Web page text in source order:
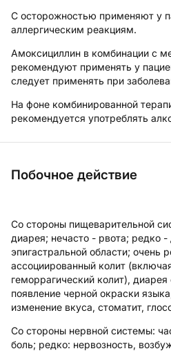
С осторожностью применяют у
аллергическим реакциям.
Амоксициллин в комбинации с
рекомендуют применять у
следует применять при
На фоне комбинированной
рекомендуется употреблять
Побочное действие
Со стороны пищеварительной
диарея; нечасто - рвота; редко -
эпигастральной области; очень
ассоциированный колит
геморрагический колит),
появление черной окраски
изменение вкуса, стоматит,
Со стороны нервной системы:
боль; редко: нервозность,